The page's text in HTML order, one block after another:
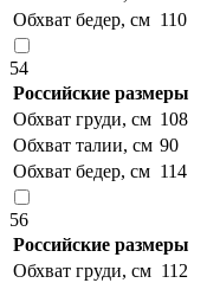
Обхват бедер, см 110
54
Российские размеры
Обхват груди, см 108
Обхват талии, см 90
Обхват бедер, см 114
56
Российские размеры
Обхват груди, см 112